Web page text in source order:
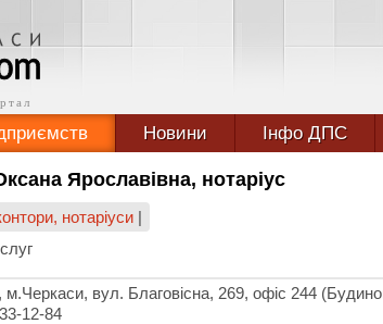
Новини Інфо ДПС
Ярославівна, нотаріус
нотаріуси |
м.Черкаси, вул. Благовісна, 269, офіс 244
12-84